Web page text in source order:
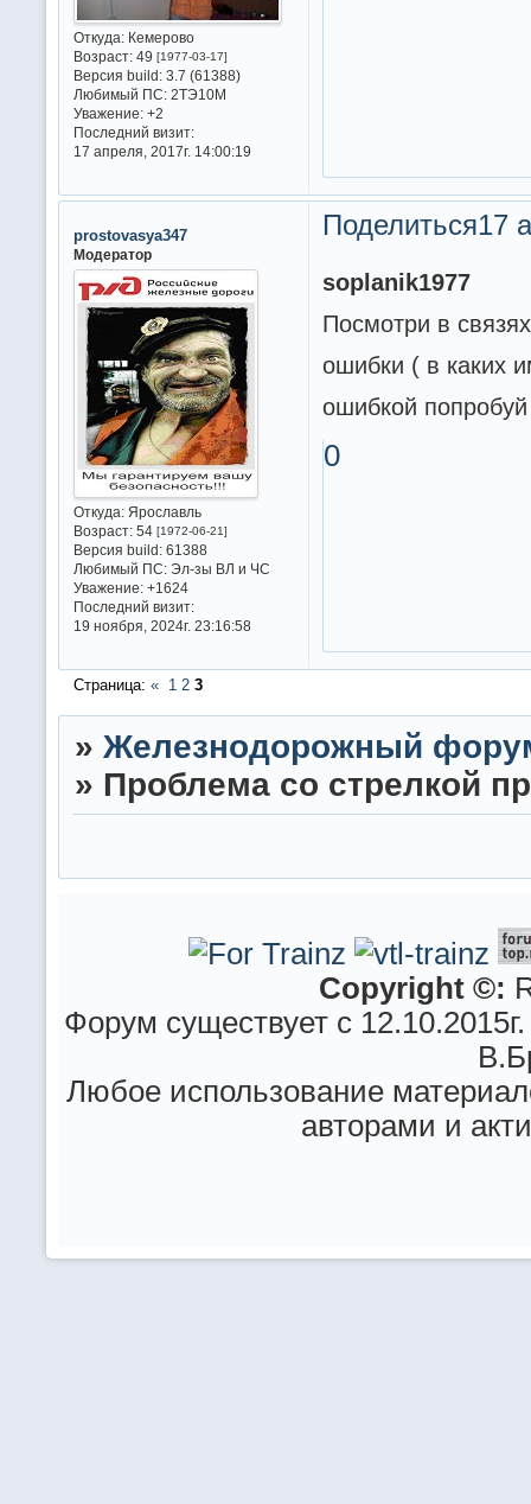
Откуда:Кемерово
Возраст:49 [1977-03-17]
Версия build:3.7 (61388)
Любимый ПС:2ТЭ10М
Уважение: +2
Последний визит:
17 апреля, 2017г. 14:00:19
Поделиться17
prostovasya347
Модератор
Откуда:Ярославль
Возраст:54 [1972-06-21]
Версия build:61388
Любимый ПС:Эл-зы ВЛ и ЧС
Уважение: +1624
Последний визит:
19 ноября, 2024г. 23:16:58
soplanik1977
Посмотри в
ошибки ( в каких
ошибкой
0
Страница: « 1 2 3
» Железнодорожный
» Проблема со стрелкой
Copyright ©:
Форум существует с
Любое использование
авторами и